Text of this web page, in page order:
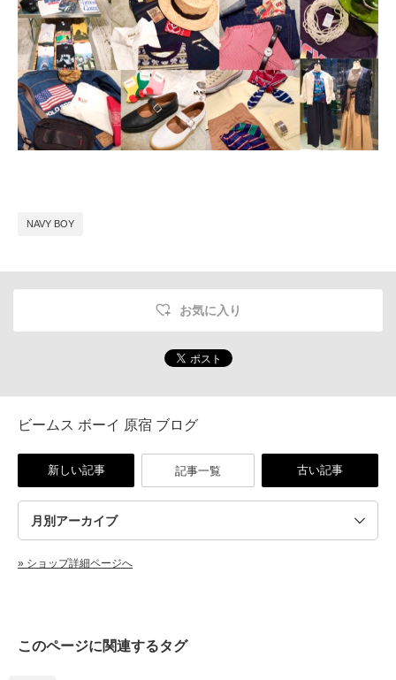
NAVY BOY
お気に入り
ビームス ボーイ 原宿 ブログ
新しい記事 記事一覧 古い記事
» ショップ詳細ページへ
このページに関連するタグ